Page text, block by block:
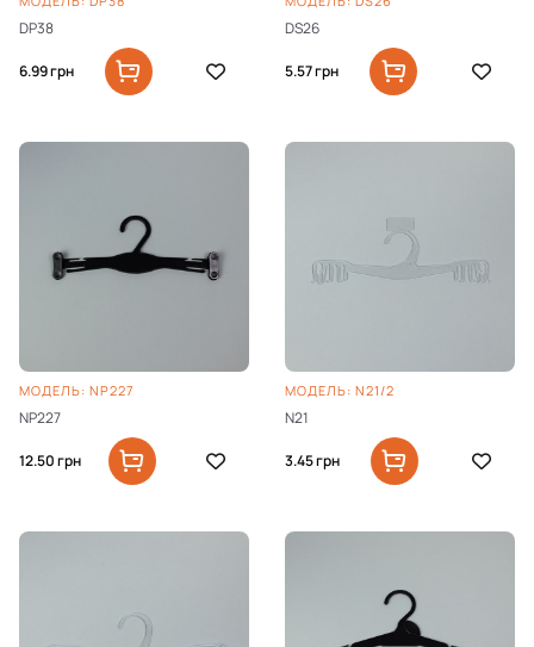
DP38
6.99грн
DS26
5.57грн
МОДЕЛЬ: NP227
NP227
12.50грн
МОДЕЛЬ: N21/2
N21
3.45грн